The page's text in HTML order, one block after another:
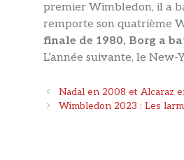
premier Wimbledon, il a
remporte son quatrième
finale de 1980, Borg a
L’année suivante, le
Navigation
des
Nadal en 2008 et Alcaraz
Wimbledon 2023 : Les